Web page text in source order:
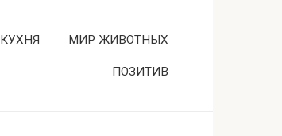
КУХНЯ МИР ЖИВОТНЫХ
ПОЗИТИВ